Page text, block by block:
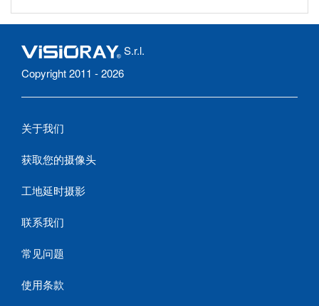
S.r.l.
Copyright 2011 - 2026
关于我们
获取您的摄像头
工地延时摄影
联系我们
常见问题
使用条款